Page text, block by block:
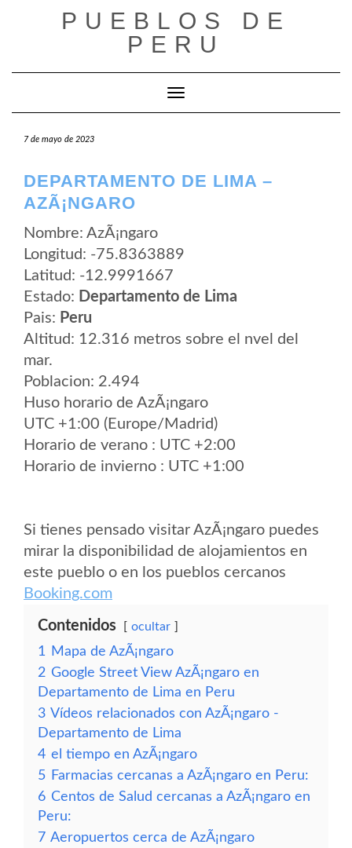
PUEBLOS DE
PERU
Cambiar modo de navegación
7 de mayo de 2023
DEPARTAMENTO DE LIMA –
AZÃ¡NGARO
Nombre: AzÃ¡ngaro
Longitud: -75.8363889
Latitud: -12.9991667
Estado: Departamento de Lima
Pais: Peru
Altitud: 12.316 metros sobre el nvel del
mar.
Poblacion: 2.494
Huso horario de AzÃ¡ngaro
UTC +1:00 (Europe/Madrid)
Horario de verano : UTC +2:00
Horario de invierno : UTC +1:00
Si tienes pensado visitar AzÃ¡ngaro puedes
mirar la disponibilidad de alojamientos en
este pueblo o en los pueblos cercanos
Booking.com
Contenidos ocultar
1
Mapa de AzÃ¡ngaro
2 Google Street View AzÃ¡ngaro en
Departamento de Lima en Peru
3 Vídeos relacionados con AzÃ¡ngaro -
Departamento de Lima
4 el tiempo en AzÃ¡ngaro
5 Farmacias cercanas a AzÃ¡ngaro en Peru:
6 Centos de Salud cercanas a AzÃ¡ngaro en
Peru:
7 Aeropuertos cerca de AzÃ¡ngaro